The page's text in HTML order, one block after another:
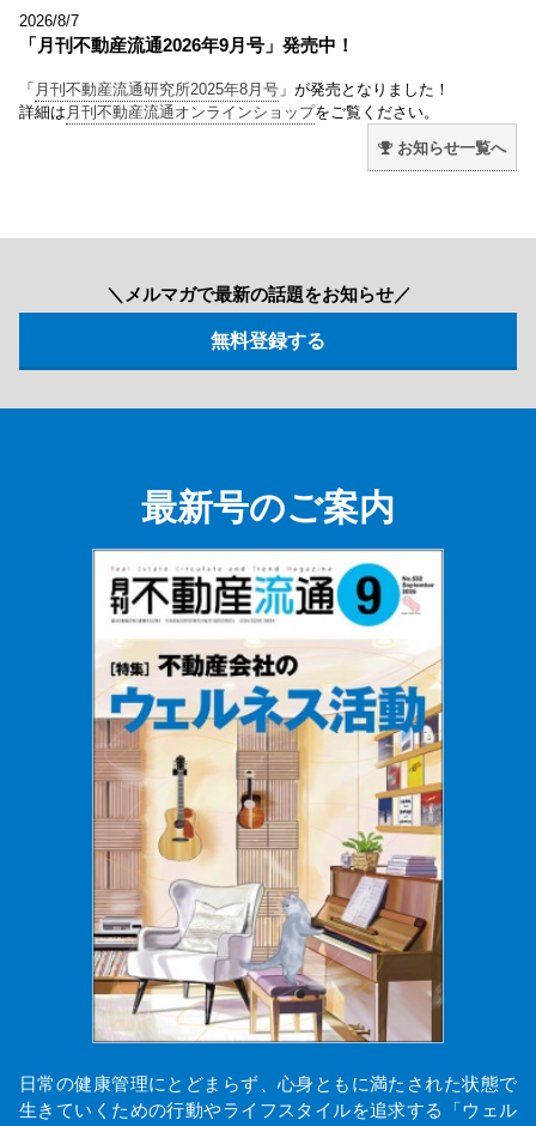
2026/8/7
「月刊不動産流通2026年9月号」発売中！
「 月刊不動産流通研究所2025年8月号 」が発売となりました！
詳細は 月刊不動産流通オンラインショップをご覧ください。
お知らせ一覧へ
＼メルマガで最新の話題をお知らせ／
最新号のご案内
日常の健康管理にとどまらず、心身ともに満たされた状態で
生きていくための行動やライフスタイルを追求する「ウェル